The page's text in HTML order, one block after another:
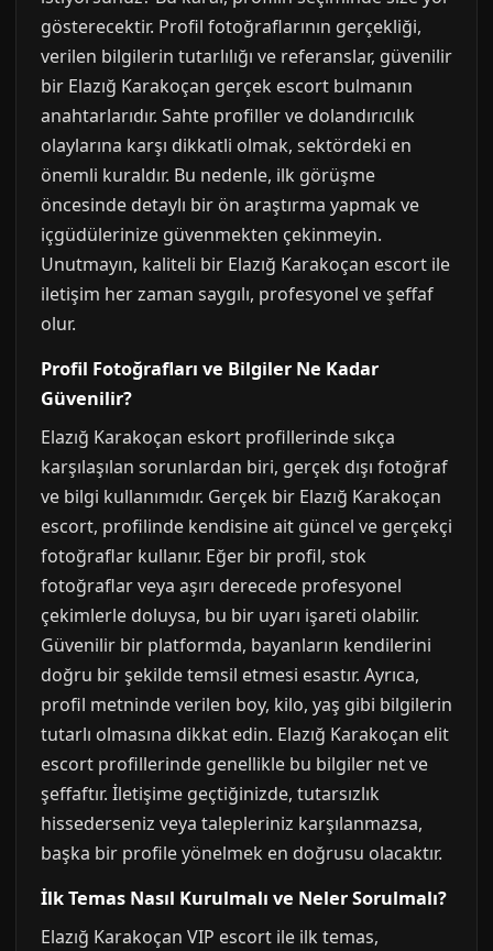
gösterecektir. Profil fotoğraflarının gerçekliği,
verilen bilgilerin tutarlılığı ve referanslar, güvenilir
bir Elazığ Karakoçan gerçek escort bulmanın
anahtarlarıdır. Sahte profiller ve dolandırıcılık
olaylarına karşı dikkatli olmak, sektördeki en
önemli kuraldır. Bu nedenle, ilk görüşme
öncesinde detaylı bir ön araştırma yapmak ve
içgüdülerinize güvenmekten çekinmeyin.
Unutmayın, kaliteli bir Elazığ Karakoçan escort ile
iletişim her zaman saygılı, profesyonel ve şeffaf
olur.
Profil Fotoğrafları ve Bilgiler Ne Kadar
Güvenilir?
Elazığ Karakoçan eskort profillerinde sıkça
karşılaşılan sorunlardan biri, gerçek dışı fotoğraf
ve bilgi kullanımıdır. Gerçek bir Elazığ Karakoçan
escort, profilinde kendisine ait güncel ve gerçekçi
fotoğraflar kullanır. Eğer bir profil, stok
fotoğraflar veya aşırı derecede profesyonel
çekimlerle doluysa, bu bir uyarı işareti olabilir.
Güvenilir bir platformda, bayanların kendilerini
doğru bir şekilde temsil etmesi esastır. Ayrıca,
profil metninde verilen boy, kilo, yaş gibi bilgilerin
tutarlı olmasına dikkat edin. Elazığ Karakoçan elit
escort profillerinde genellikle bu bilgiler net ve
şeffaftır. İletişime geçtiğinizde, tutarsızlık
hissederseniz veya talepleriniz karşılanmazsa,
başka bir profile yönelmek en doğrusu olacaktır.
İlk Temas Nasıl Kurulmalı ve Neler Sorulmalı?
Elazığ Karakoçan VIP escort ile ilk temas,